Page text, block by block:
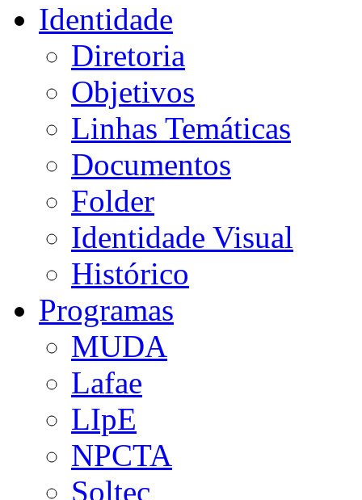
Identidade
Diretoria
Objetivos
Linhas Temáticas
Documentos
Folder
Identidade Visual
Histórico
Programas
MUDA
Lafae
LIpE
NPCTA
Soltec